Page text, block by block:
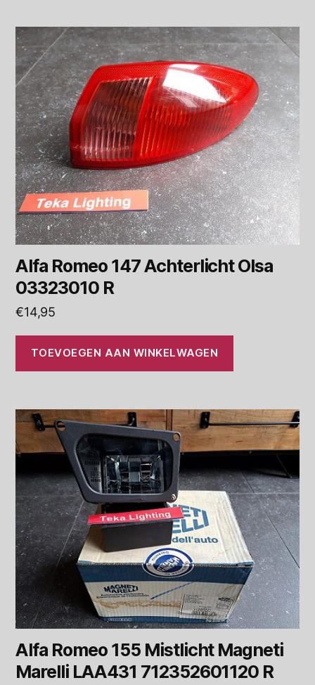
Alfa Romeo 147 Achterlicht Olsa
03323010 R
€14,95
TOEVOEGEN AAN WINKELWAGEN
Alfa Romeo 155 Mistlicht Magneti
Marelli LAA431 712352601120 R